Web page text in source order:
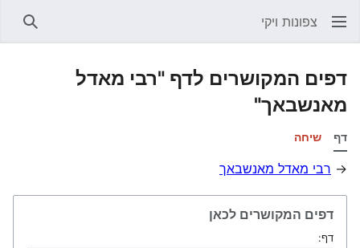
צפונות ויקי
דפים המקושרים לדף "רבי מאדל
מאנשבאך"
דף שיחה
→ רבי מאדל מאנשבאך
דפים המקושרים לכאן
דף: